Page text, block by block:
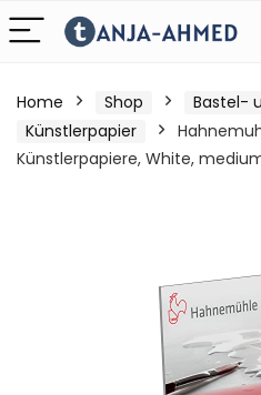
Home Shop
Bastel-
Künstlerpapier
Künstlerpapiere, White,